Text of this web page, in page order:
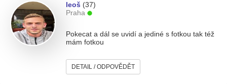
leoš (37)
Praha
Pokecat a dál se uvidí a jediné s fotkou tak též
mám fotkou
DETAIL / ODPOVĚDĚT